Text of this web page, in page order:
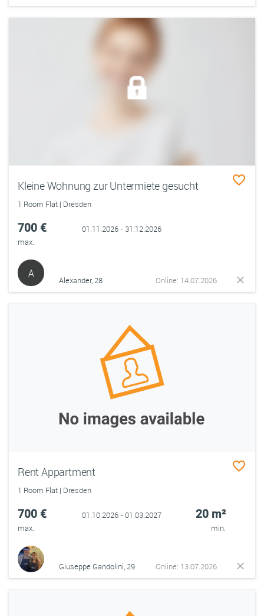
Kleine Wohnung zur Untermiete gesucht
1 Room Flat | Dresden
700 €
max.
01.11.2026 - 31.12.2026
A
Alexander, 28 Online: 14.07.2026
Rent Appartment
1 Room Flat | Dresden
700 €
max.
01.10.2026 - 01.03.2027 20 m²
min.
Giuseppe Gandolini, 29 Online: 13.07.2026